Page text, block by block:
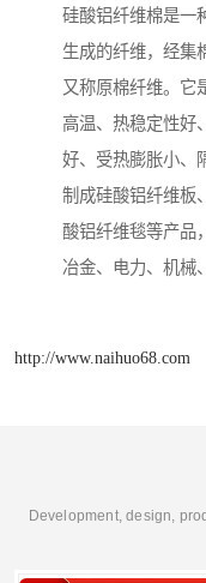
硅酸铝纤维棉是一
生成的纤维，经集
又称原棉纤维。它
高温、热稳定性好
好、受热膨胀小、
制成硅酸铝纤维板
酸铝纤维毯等产品
冶金、电力、机械
http://www.naihuo68.com
Development, design,